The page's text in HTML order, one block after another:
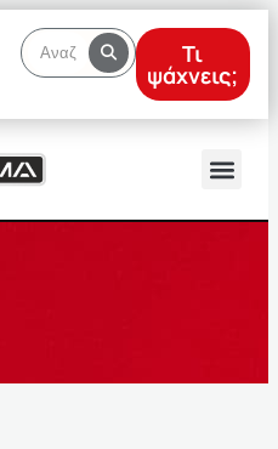
Τι
ψάχνεις;